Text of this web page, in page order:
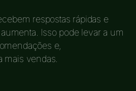
respostas rápidas e
Isso pode levar a um
e,
mais vendas.